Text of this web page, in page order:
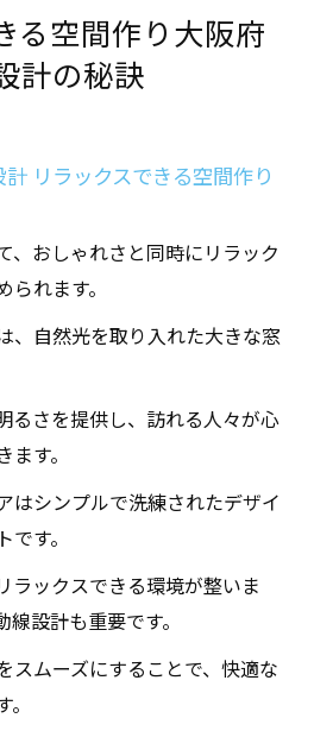
る空間作り大阪府
計の秘訣
リラックスできる空間作り
、おしゃれさと同時にリラック
れます。
、自然光を取り入れた大きな窓
るさを提供し、訪れる人々が心
す。
はシンプルで洗練されたデザイ
す。
ラックスできる環境が整いま
設計も重要です。
スムーズにすることで、快適な